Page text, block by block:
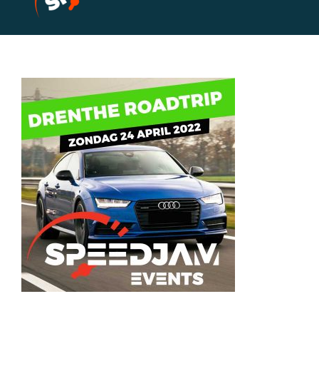
Socials
Foto & Video